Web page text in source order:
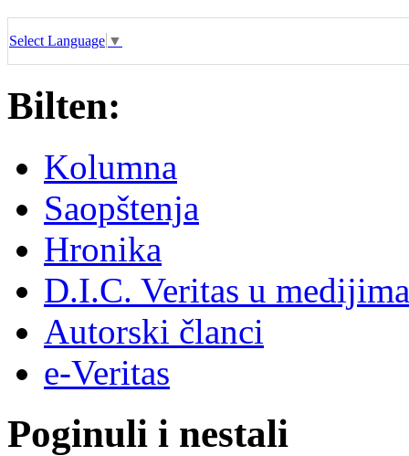
Select Language ▼
Bilten:
Kolumna
Saopštenja
Hronika
D.I.C. Veritas u medijima
Autorski članci
e-Veritas
Poginuli i nestali